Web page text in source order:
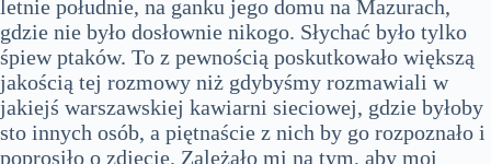
letnie południe, na ganku jego domu na Mazurach,
gdzie nie było dosłownie nikogo. Słychać było tylko
śpiew ptaków. To z pewnością poskutkowało większą
jakością tej rozmowy niż gdybyśmy rozmawiali w
jakiejś warszawskiej kawiarni sieciowej, gdzie byłoby
sto innych osób, a piętnaście z nich by go rozpoznało i
poprosiło o zdjęcie. Zależało mi na tym, aby moi